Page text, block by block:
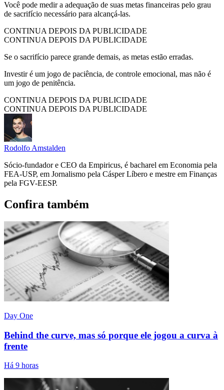
Você pode medir a adequação de suas metas financeiras pelo grau
de sacrifício necessário para alcançá-las.
CONTINUA DEPOIS DA PUBLICIDADE
CONTINUA DEPOIS DA PUBLICIDADE
Se o sacrifício parece grande demais, as metas estão erradas.
Investir é um jogo de paciência, de controle emocional, mas não é
um jogo de penitência.
CONTINUA DEPOIS DA PUBLICIDADE
CONTINUA DEPOIS DA PUBLICIDADE
Rodolfo Amstalden
Sócio-fundador e CEO da Empiricus, é bacharel em Economia pela
FEA-USP, em Jornalismo pela Cásper Líbero e mestre em Finanças
pela FGV-EESP.
Confira também
Day One
Behind the curve, mas só porque ele jogou a curva à
frente
Há 9 horas